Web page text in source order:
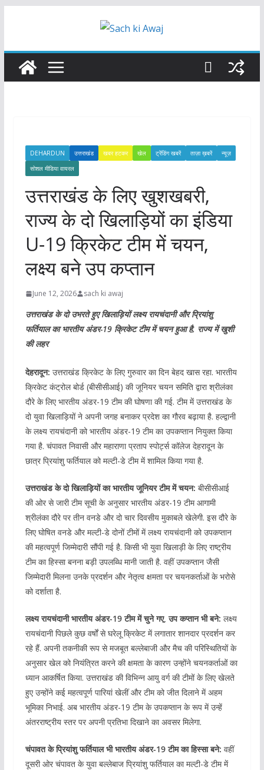
DEHARDUN उत्तराखंड खबर हटकर खेल ट्रेंडिंग खबरें ताज़ा ख़बरें
न्यूज़
सोशल मीडिया वायरल
उत्तराखंड के लिए खुशखबरी,
राज्य के दो खिलाड़ियों का इंडिया
U-19 क्रिकेट टीम में चयन,
लक्ष्य बने उप कप्तान
June 12, 2026 sach ki awaj
उत्तराखंड के दो उभरते हुए खिलाड़ियों लक्ष्य रायचंदानी और प्रियांशु
फर्तियाल का भारतीय अंडर-19 क्रिकेट टीम में चयन हुआ है, राज्य में खुशी
की लहर
देहरादून: उत्तराखंड क्रिकेट के लिए गुरुवार का दिन बेहद खास रहा. भारतीय
क्रिकेट कंट्रोल बोर्ड (बीसीसीआई) की जूनियर चयन समिति द्वारा श्रीलंका
दौरे के लिए भारतीय अंडर-19 टीम की घोषणा की गई. टीम में उत्तराखंड के
दो युवा खिलाड़ियों ने अपनी जगह बनाकर प्रदेश का गौरव बढ़ाया है. हल्द्वानी
के लक्ष्य रायचंदानी को भारतीय अंडर-19 टीम का उपकप्तान नियुक्त किया
गया है. चंपावत निवासी और महाराणा प्रताप स्पोर्ट्स कॉलेज देहरादून के
छात्र प्रियांशु फर्तियाल को मल्टी-डे टीम में शामिल किया गया है.
उत्तराखंड के दो खिलाड़ियों का भारतीय जूनियर टीम में चयन: बीसीसीआई
की ओर से जारी टीम सूची के अनुसार भारतीय अंडर-19 टीम आगामी
श्रीलंका दौरे पर तीन वनडे और दो चार दिवसीय मुकाबले खेलेगी. इस दौरे के
लिए घोषित वनडे और मल्टी-डे दोनों टीमों में लक्ष्य रायचंदानी को उपकप्तान
की महत्वपूर्ण जिम्मेदारी सौंपी गई है. किसी भी युवा खिलाड़ी के लिए राष्ट्रीय
टीम का हिस्सा बनना बड़ी उपलब्धि मानी जाती है. वहीं उपकप्तान जैसी
जिम्मेदारी मिलना उनके प्रदर्शन और नेतृत्व क्षमता पर चयनकर्ताओं के भरोसे
को दर्शाता है.
लक्ष्य रायचंदानी भारतीय अंडर-19 टीम में चुने गए, उप कप्तान भी बने: लक्ष्य
रायचंदानी पिछले कुछ वर्षों से घरेलू क्रिकेट में लगातार शानदार प्रदर्शन कर
रहे हैं. अपनी तकनीकी रूप से मजबूत बल्लेबाजी और मैच की परिस्थितियों के
अनुसार खेल को नियंत्रित करने की क्षमता के कारण उन्होंने चयनकर्ताओं का
ध्यान आकर्षित किया. उत्तराखंड की विभिन्न आयु वर्ग की टीमों के लिए खेलते
हुए उन्होंने कई महत्वपूर्ण पारियां खेलीं और टीम को जीत दिलाने में अहम
भूमिका निभाई. अब भारतीय अंडर-19 टीम के उपकप्तान के रूप में उन्हें
अंतरराष्ट्रीय स्तर पर अपनी प्रतिभा दिखाने का अवसर मिलेगा.
चंपावत के प्रियांशु फर्तियाल भी भारतीय अंडर-19 टीम का हिस्सा बने: वहीं
दूसरी ओर चंपावत के युवा बल्लेबाज प्रियांशु फर्तियाल का मल्टी-डे टीम में